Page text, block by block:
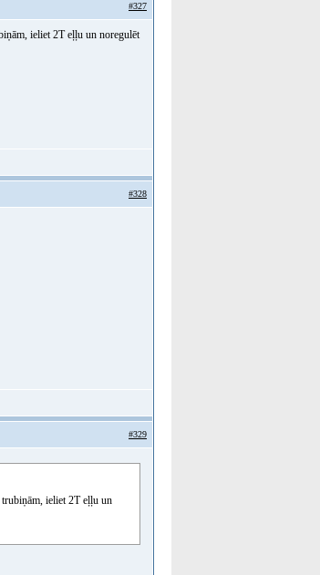
#327
ieliet 2T eļļu un noregulēt
#328
#329
ieliet 2T eļļu un